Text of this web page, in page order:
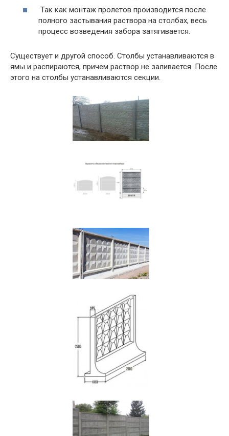
Так как монтаж пролетов производится после
полного застывания раствора на столбах, весь
процесс возведения забора затягивается.
Существует и другой способ. Столбы устанавливаются в
ямы и распираются, причем раствор не заливается. После
этого на столбы устанавливаются секции.